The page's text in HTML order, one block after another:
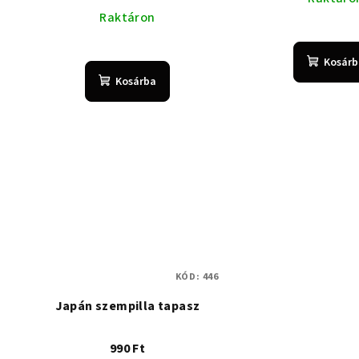
Raktáron
termék
átlagos
értékelése
Kosárba
Japán szempilla tapasz
990 Ft
KÓD: 446